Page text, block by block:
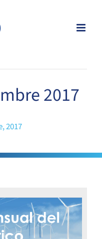
2017
2017